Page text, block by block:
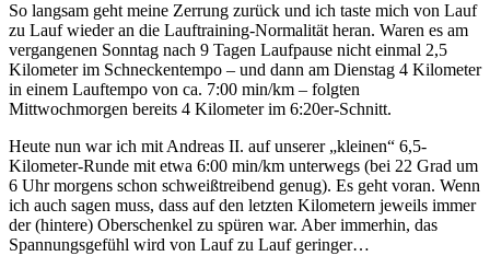
So langsam geht meine Zerrung zurück und ich taste mich von Lauf
zu Lauf wieder an die Lauftraining-Normalität heran. Waren es am
vergangenen Sonntag nach 9 Tagen Laufpause nicht einmal 2,5
Kilometer im Schneckentempo – und dann am Dienstag 4 Kilometer
in einem Lauftempo von ca. 7:00 min/km – folgten
Mittwochmorgen bereits 4 Kilometer im 6:20er-Schnitt.
Heute nun war ich mit Andreas II. auf unserer „kleinen“ 6,5-
Kilometer-Runde mit etwa 6:00 min/km unterwegs (bei 22 Grad um
6 Uhr morgens schon schweißtreibend genug). Es geht voran. Wenn
ich auch sagen muss, dass auf den letzten Kilometern jeweils immer
der (hintere) Oberschenkel zu spüren war. Aber immerhin, das
Spannungsgefühl wird von Lauf zu Lauf geringer…